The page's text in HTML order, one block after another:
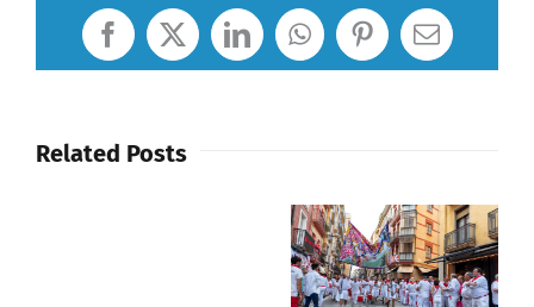
Facebook
X LinkedInWhatsApp
Pinterest
Email
Related Posts